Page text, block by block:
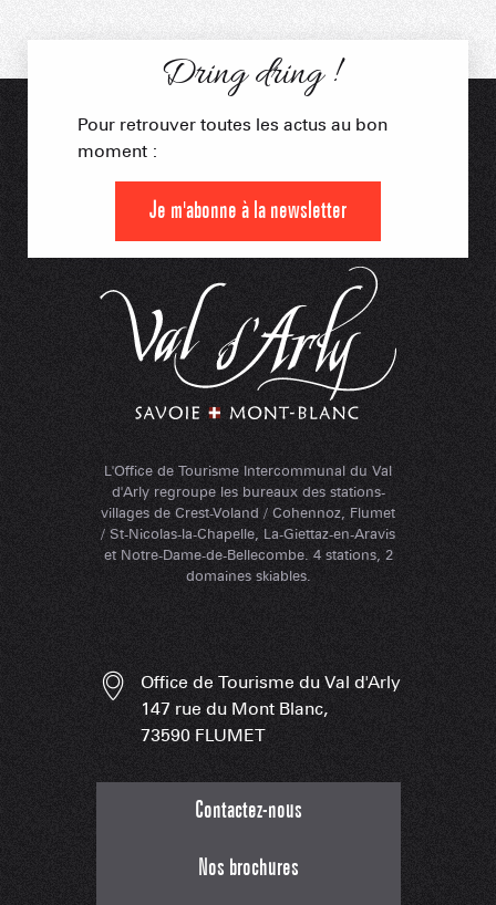
L'Office de Tourisme Intercommunal du Val
d'Arly regroupe les bureaux des stations-
villages de Crest-Voland / Cohennoz, Flumet
/ St-Nicolas-la-Chapelle, La-Giettaz-en-Aravis
et Notre-Dame-de-Bellecombe. 4 stations, 2
domaines skiables.
Dring dring !
Pour retrouver toutes les actus au bon
moment :
Je m'abonne à la newsletter
Office de Tourisme du Val d'Arly
147 rue du Mont Blanc,
73590 FLUMET
Contactez-nous
Nos brochures